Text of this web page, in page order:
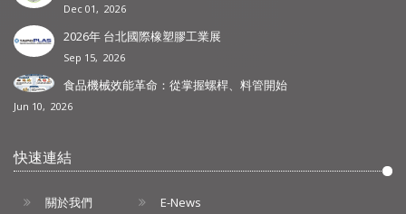
Dec 01, 2026
2026年 台北國際橡塑膠工業展
Sep 15, 2026
食品機械效能革命：從掌握螺桿、料管開始
Jun 10, 2026
快速連結
關於我們
E-News